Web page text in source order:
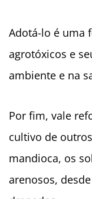
Adotá-lo é uma
agrotóxicos e
ambiente e na
Por fim, vale
cultivo de
mandioca, os
arenosos,